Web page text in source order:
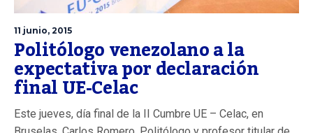
11 junio, 2015
Politólogo venezolano a la
expectativa por declaración
final UE-Celac
Este jueves, día final de la II Cumbre UE – Celac, en